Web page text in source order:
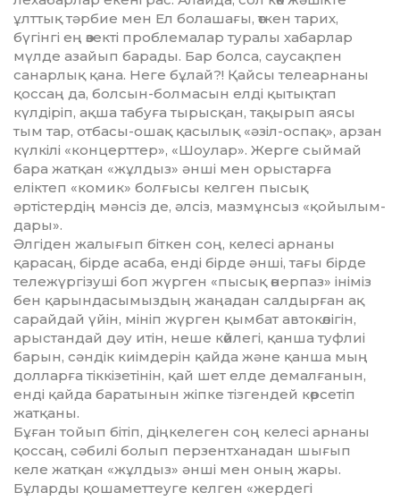
ұлттық тәрбие мен Ел бола­шағы, өткен тарих,
бүгінгі ең өзекті проблемалар туралы хабарлар
мүлде азайып барады. Бар бол­са, саусақпен
санарлық қана. Не­ге бұлай?! Қайсы телеарнаны
қос­саң да, болсын-болмасын елді қы­тықтап
күлдіріп, ақша табуға ты­рысқан, тақырып аясы
тым тар, от­басы-ошақ қасылық «әзіл-ос­пақ», арзан
күлкілі «концерттер», «Шоулар». Жерге сыймай
бара жатқан «жұлдыз» әнші мен орыс­тарға
еліктеп «комик» болғысы келген пысық
әртістердің мәнсіз де, әлсіз, мазмұнсыз «қойылым­-
­да­ры».
Әлгіден жалығып біткен соң, ке­лесі арнаны
қарасаң, бірде асаба, енді бірде әнші, тағы бірде
теле­жүргізуші боп жүрген «пысық өнерпаз» ініміз
бен қарын­дасы­мыз­дың жаңадан салдырған ақ
са­райдай үйін, мініп жүрген қым­бат автокөлігін,
арыстандай дәу итін, неше көйлегі, қанша туфлиі
ба­рын, сәндік киімдерін қайда жә­не қанша мың
долларға тік­кі­зе­тінін, қай шет елде демалғанын,
ен­ді қайда баратынын жіпке тіз­гендей көрсетіп
жатқаны.
Бұған тойып бітіп, діңкелеген соң келесі арнаны
қоссаң, сәбилі бо­лып перзентханадан шығып
келе жатқан «жұлдыз» әнші мен оның жары.
Бұларды қошаметтеуге кел­ген «жердегі